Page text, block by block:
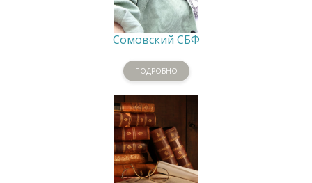
Сомовский СБФ
ПОДРОБНО